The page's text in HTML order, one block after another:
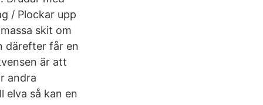
/ Plockar upp
skit om
därefter får en
är att
andra
elva så kan en